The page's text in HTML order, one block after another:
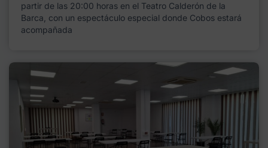
partir de las 20:00 horas en el Teatro Calderón de la
Barca, con un espectáculo especial donde Cobos estará
acompañada